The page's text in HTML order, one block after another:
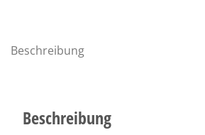
Beschreibung
Beschreibung